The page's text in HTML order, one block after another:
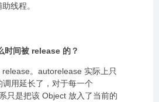
线程。
时间被 release 的？
。autorelease 实际上只
用延长了，对于每一个
只是把该 Object 放入了当前的